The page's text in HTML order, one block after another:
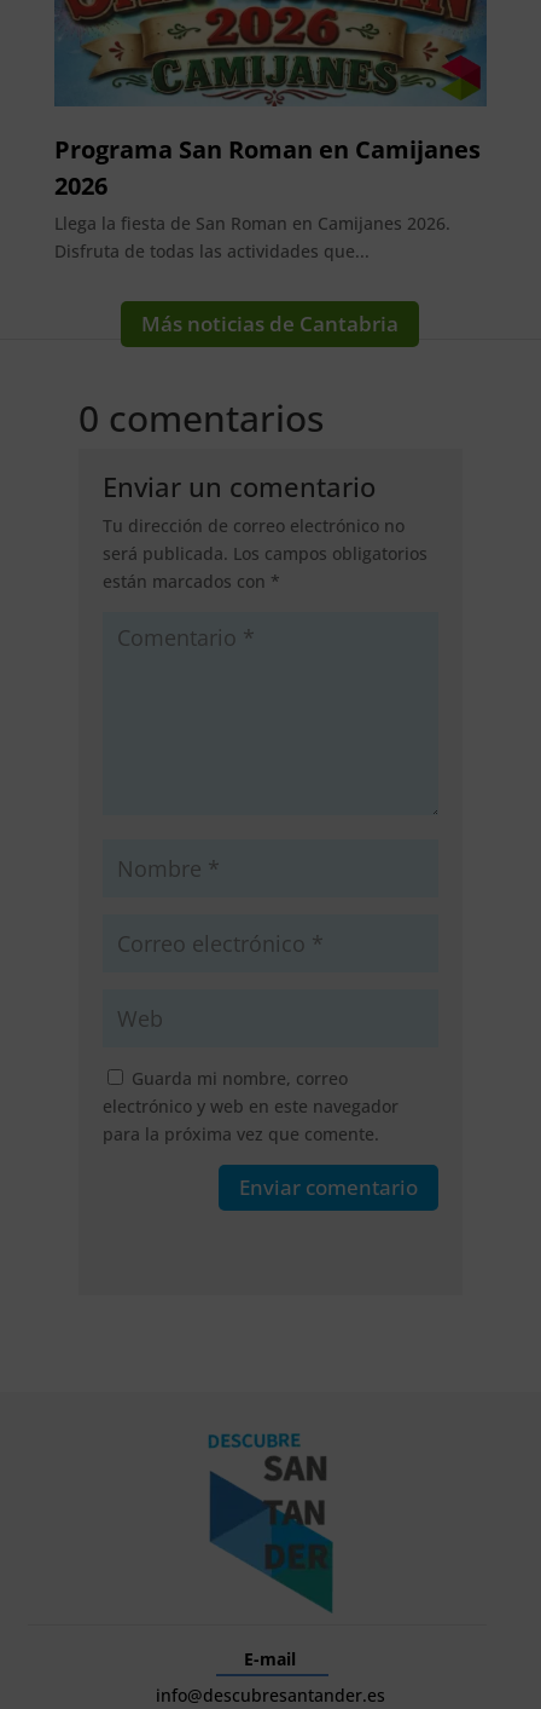
Programa San Roman en Camijanes
2026
Llega la fiesta de San Roman en Camijanes 2026.
Disfruta de todas las actividades que...
Más noticias de Cantabria
0 comentarios
Enviar un comentario
Tu dirección de correo electrónico no
será publicada. Los campos obligatorios
están marcados con *
Guarda mi nombre, correo
electrónico y web en este navegador
para la próxima vez que comente.
Enviar comentario
E-mail
info@descubresantander.es